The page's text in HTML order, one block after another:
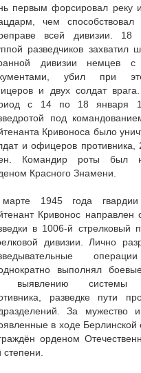
первым форсировал реку
чем способствовал
всей дивизии. 18
разведчиков захватил
дивизии немцев с
убил при
и двух солдат
с 14 по 18 января
под
Кривоноса было
и офицеров противника,
Командир роты был
Красного Знамени.
1945 года гвардии
Кривонос направлен
в 1006-й стрелковый
дивизии. Лично
выполнял
выявлению системы
разведке пути
За мужество и
в ходе Берлинской
орденом
степени.